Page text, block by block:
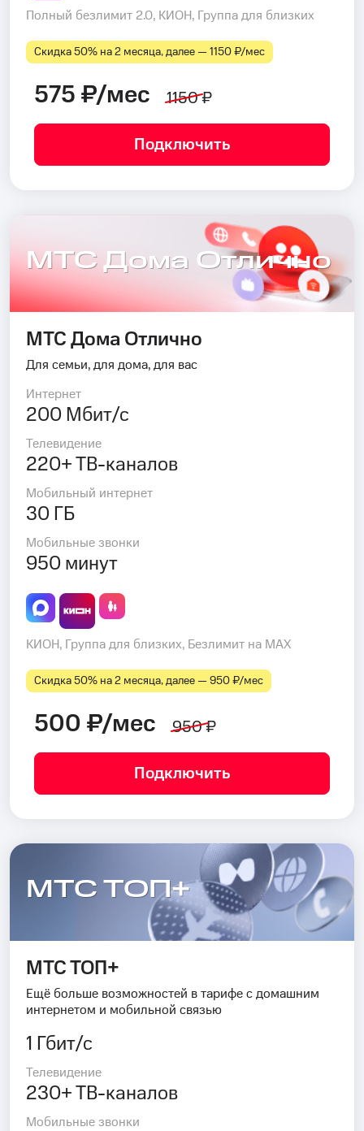
Полный безлимит 2.0, КИОН, Группа для близких
Скидка 50% на 2 месяца, далее — 1150 ₽⁠/⁠мес
575 ₽/мес 1150 ₽
Подключить
МТС Дома Отлично
МТС Дома Отлично
Для семьи, для дома, для вас
Интернет
200 Мбит/с
Телевидение
220+ ТВ-каналов
Мобильный интернет
30 ГБ
Мобильные звонки
950 минут
КИОН, Группа для близких, Безлимит на MAX
Скидка 50% на 2 месяца, далее — 950 ₽⁠/⁠мес
500 ₽/мес 950 ₽
Подключить
МТС ТОП+
МТС ТОП+
Ещё больше возможностей в тарифе с домашним
интернетом и мобильной связью
1 Гбит/с
Телевидение
230+ ТВ-каналов
Мобильные звонки